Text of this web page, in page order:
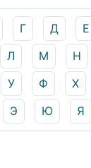
Г Д Е
Л М Н
У Ф Х
Э Ю Я